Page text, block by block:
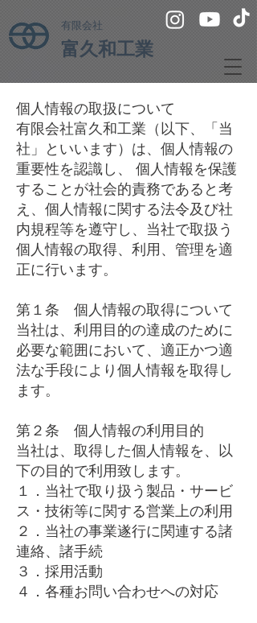
有限会社
富久和工業
個人情報の取扱について
有限会社富久和工業（以下、「当
社」といいます）は、個人情報の
重要性を認識し、 個人情報を保護
することが社会的責務であると考
え、個人情報に関する法令及び社
内規程等を遵守し、当社で取扱う
個人情報の取得、利用、管理を適
正に行います。
第１条 個人情報の取得について
当社は、利用目的の達成のために
必要な範囲において、適正かつ適
法な手段により個人情報を取得し
ます。
第２条 個人情報の利用目的
当社は、取得した個人情報を、以
下の目的で利用致します。
１．当社で取り扱う製品・サービ
ス・技術等に関する営業上の利用
２．当社の事業遂行に関連する諸
連絡、諸手続
３．採用活動
４．各種お問い合わせへの対応